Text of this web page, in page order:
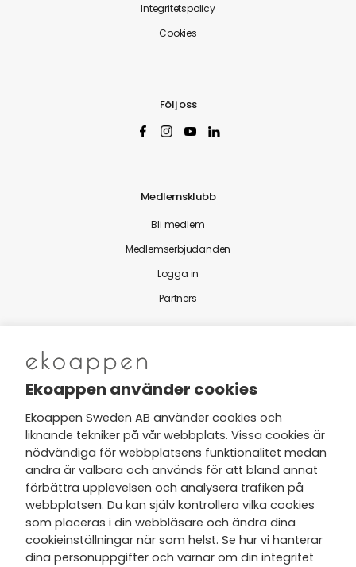
Integritetspolicy
Cookies
Följ oss
Medlemsklubb
Bli medlem
Medlemserbjudanden
Logga in
Partners
Nytt från Ekoappen
Jag har tagit del av Ekoappens
personuppgifts- och
integritetspolicyoch tar gärna del
av nyheter, hälsotips och exklusiva
erbjudanden via min e-post.
Ekoappen använder cookies
Ekoappen Sweden AB använder cookies och
liknande tekniker på vår webbplats. Vissa cookies är
nödvändiga för webbplatsens funktionalitet medan
andra är valbara och används för att bland annat
förbättra upplevelsen och analysera trafiken på
webbplatsen. Du kan själv kontrollera vilka cookies
som placeras i din webbläsare och ändra dina
cookieinställningar när som helst. Se hur vi hanterar
dina personuppgifter och värnar om din integritet